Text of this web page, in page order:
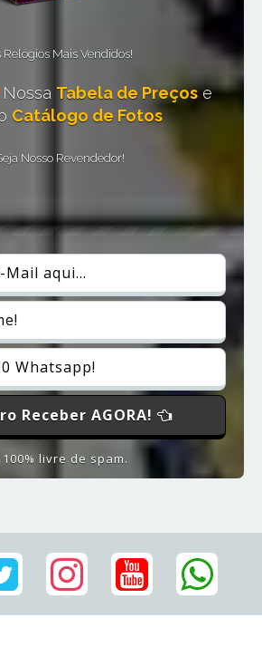
Relógios Mais Vendidos!
Tabela de Preçose
Catálogo de Fotos
Nosso Revendedor!
Receber AGORA!
100% livre de spam.